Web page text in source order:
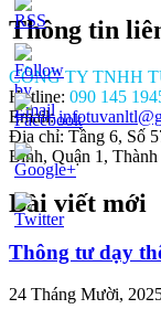
luat-
Thông tin
CÔNG TY TNHH
Hotline: 090 145
Email:
Địa chỉ: Tầng 6, Số
Bình, Quận 1,
Bài viết mới
Thông tư dạy
24 Tháng Mười,